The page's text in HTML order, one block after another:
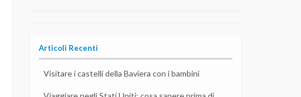
Articoli Recenti
Visitare i castelli della Baviera con i bambini